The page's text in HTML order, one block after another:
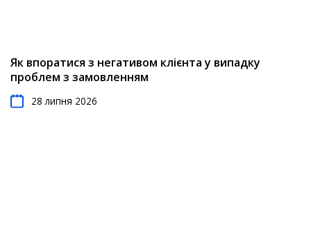
Як впоратися з негативом клієнта у випадку
проблем з замовленням
28 липня 2026